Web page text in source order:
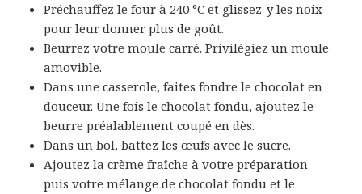
Préchauffez le four à 240 °C et glissez-y les noix
pour leur donner plus de goût.
Beurrez votre moule carré. Privilégiez un moule
amovible.
Dans une casserole, faites fondre le chocolat en
douceur. Une fois le chocolat fondu, ajoutez le
beurre préalablement coupé en dès.
Dans un bol, battez les œufs avec le sucre.
Ajoutez la crème fraîche à votre préparation
puis votre mélange de chocolat fondu et le